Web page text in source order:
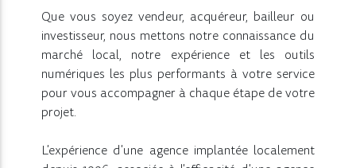
Que vous soyez vendeur, acquéreur, bailleur ou
investisseur, nous mettons notre connaissance du
marché local, notre expérience et les outils
numériques les plus performants à votre service
pour vous accompagner à chaque étape de votre
projet.
L'expérience d'une agence implantée localement